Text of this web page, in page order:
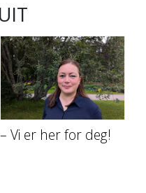
– Vi er her for deg!